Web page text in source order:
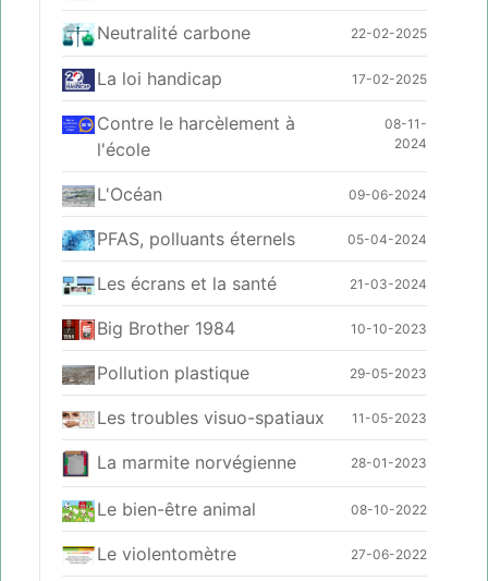
Neutralité carbone 22-02-2025
La loi handicap 17-02-2025
Contre le harcèlement à
l'école
08-11-
2024
L'Océan 09-06-2024
PFAS, polluants éternels 05-04-2024
Les écrans et la santé 21-03-2024
Big Brother 1984 10-10-2023
Pollution plastique 29-05-2023
Les troubles visuo-spatiaux 11-05-2023
La marmite norvégienne 28-01-2023
Le bien-être animal 08-10-2022
Le violentomètre 27-06-2022